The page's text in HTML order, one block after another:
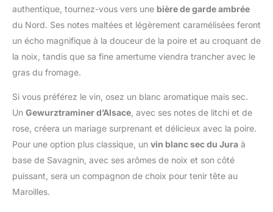
authentique, tournez-vous vers une bière de garde ambrée
du Nord. Ses notes maltées et légèrement caramélisées feront
un écho magnifique à la douceur de la poire et au croquant de
la noix, tandis que sa fine amertume viendra trancher avec le
gras du fromage.
Si vous préférez le vin, osez un blanc aromatique mais sec.
Un Gewurztraminer d’Alsace , avec ses notes de litchi et de
rose, créera un mariage surprenant et délicieux avec la poire.
Pour une option plus classique, un vin blanc sec du Jura à
base de Savagnin, avec ses arômes de noix et son côté
puissant, sera un compagnon de choix pour tenir tête au
Maroilles.